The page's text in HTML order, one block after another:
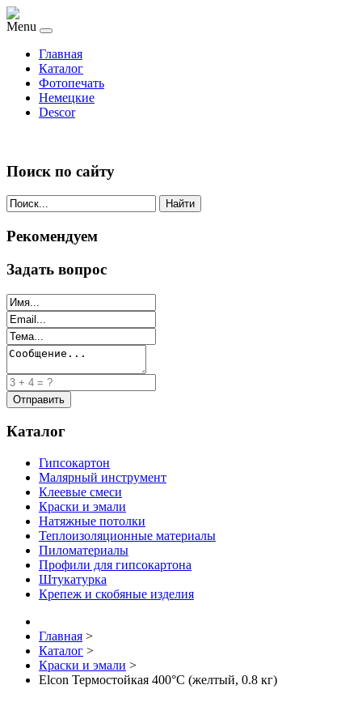
Menu
Главная
Каталог
Фотопечать
Немецкие
Descor
Поиск по сайту
Найти
Рекомендуем
Задать вопрос
Каталог
Гипсокартон
Малярный инструмент
Клеевые смеси
Краски и эмали
Натяжные потолки
Теплоизоляционные материалы
Пиломатериалы
Профили для гипсокартона
Штукатурка
Крепеж и скобяные изделия
Главная >
Каталог >
Краски и эмали >
Elcon Термостойкая 400°C (желтый, 0.8 кг)